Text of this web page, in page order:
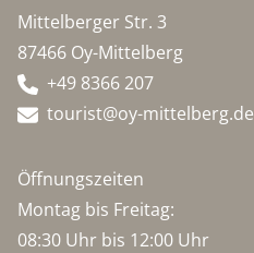
Mittelberger Str. 3
87466 Oy-Mittelberg
+49 8366 207
tourist@oy-mittelberg.de
Öffnungszeiten
Montag bis Freitag:
08:30 Uhr bis 12:00 Uhr